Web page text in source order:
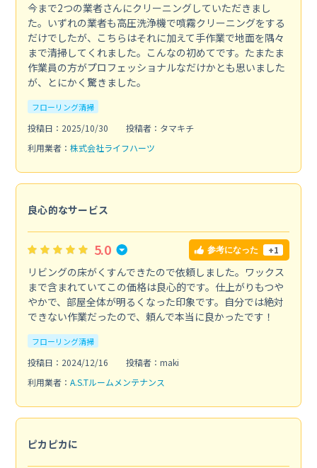
今まで2つの業者さんにクリーニングしていただきまし
た。いずれの業者も高圧洗浄機で噴霧クリーニングをする
だけでしたが、こちらはそれに加えて手作業で地面を隅々
まで清掃してくれました。こんなの初めてです。たまたま
作業員の方がプロフェッショナルなだけかとも思いました
が、とにかく驚きました。
フローリング清掃
投稿日：2025/10/30
投稿者：タマキチ
利用業者： 株式会社ライフハーツ
良心的なサービス
5.0 参考になった +1
リビングの床がくすんできたので依頼しました。ワックス
まで含まれていてこの価格は良心的です。仕上がりもつや
やかで、部屋全体が明るくなった印象です。自分では絶対
できない作業だったので、頼んで本当に良かったです！
フローリング清掃
投稿日：2024/12/16
投稿者：maki
利用業者： A.S.Tルームメンテナンス
ピカピカに